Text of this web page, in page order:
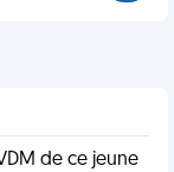
de ce jeune